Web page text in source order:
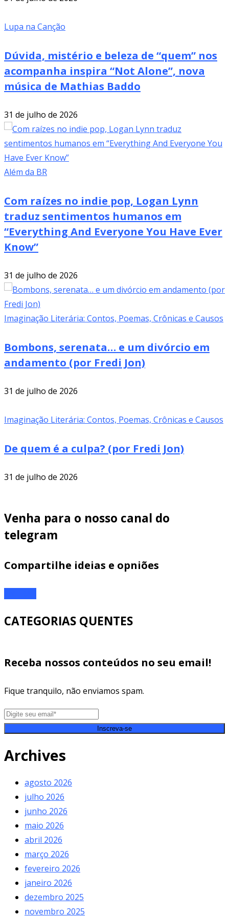
Lupa na Canção
Dúvida, mistério e beleza de “quem” nos
acompanha inspira “Not Alone”, nova
música de Mathias Baddo
31 de julho de 2026
Além da BR
Com raízes no indie pop, Logan Lynn
traduz sentimentos humanos em
“Everything And Everyone You Have Ever
Know”
31 de julho de 2026
Imaginação Literária: Contos, Poemas, Crônicas e Causos
Bombons, serenata… e um divórcio em
andamento (por Fredi Jon)
31 de julho de 2026
Imaginação Literária: Contos, Poemas, Crônicas e Causos
De quem é a culpa? (por Fredi Jon)
31 de julho de 2026
Venha para o nosso canal do
telegram
Compartilhe ideias e opniões
CATEGORIAS QUENTES
Receba nossos conteúdos no seu email!
Fique tranquilo, não enviamos spam.
Inscreva-se
Archives
agosto 2026
julho 2026
junho 2026
maio 2026
abril 2026
março 2026
fevereiro 2026
janeiro 2026
dezembro 2025
novembro 2025